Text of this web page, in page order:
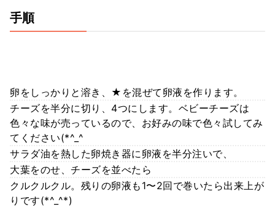
手順
卵をしっかりと溶き、★を混ぜて卵液を作ります。
チーズを半分に切り、4つにします。ベビーチーズは
色々な味が売っているので、お好みの味で色々試してみ
てください(*^_^
サラダ油を熱した卵焼き器に卵液を半分注いで、
大葉をのせ、チーズを並べたら
クルクルクル。残りの卵液も1〜2回で巻いたら出来上が
りです(*^_^*)